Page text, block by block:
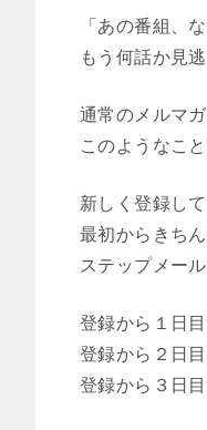
「あの番組、
もう何話か見
通常のメルマガ
このようなこ
新しく登録し
最初からきち
ステップメー
登録から１日
登録から２日
登録から３日